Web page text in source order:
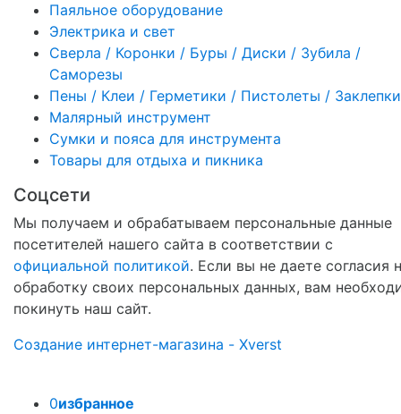
Паяльное оборудование
Электрика и свет
Сверла / Коронки / Буры / Диски / Зубила /
Саморезы
Пены / Клеи / Герметики / Пистолеты / Заклепки
Малярный инструмент
Сумки и пояса для инструмента
Товары для отдыха и пикника
Соцсети
Мы получаем и обрабатываем персональные данные
посетителей нашего сайта в соответствии с
официальной политикой. Если вы не даете согласия
обработку своих персональных данных, вам
покинуть наш сайт.
Создание интернет-магазина - Xverst
0избранное